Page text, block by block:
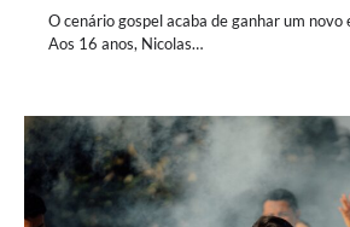
O cenário gospel acaba de ganhar um
Aos 16 anos, Nicolas…